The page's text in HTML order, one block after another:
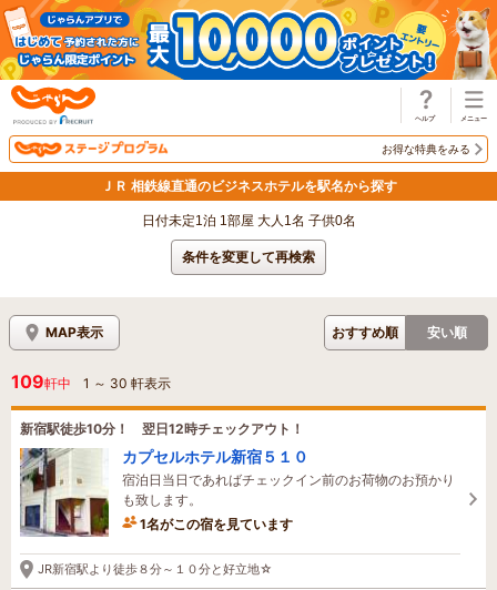
お得な特典をみる
ＪＲ 相鉄線直通のビジネスホテルを駅名から探す
日付未定1泊 1部屋 大人1名 子供0名
条件を変更して再検索
MAP表示 おすすめ順 安い順
109軒中 1 ～ 30 軒表示
新宿駅徒歩10分！ 翌日12時チェックアウト！
カプセルホテル新宿５１０
宿泊日当日であればチェックイン前のお荷物のお預かり
も致します。
1名がこの宿を見ています
JR新宿駅より徒歩８分～１０分と好立地☆